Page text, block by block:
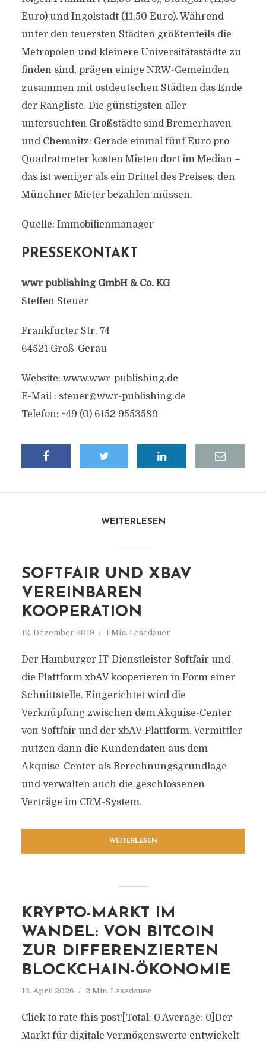
Euro) und Ingolstadt (11,50 Euro). Während
unter den teuersten Städten größtenteils die
Metropolen und kleinere Universitätsstädte zu
finden sind, prägen einige NRW-Gemeinden
zusammen mit ostdeutschen Städten das Ende
der Rangliste. Die günstigsten aller
untersuchten Großstädte sind Bremerhaven
und Chemnitz: Gerade einmal fünf Euro pro
Quadratmeter kosten Mieten dort im Median –
das ist weniger als ein Drittel des Preises, den
Münchner Mieter bezahlen müssen.
Quelle: Immobilienmanager
PRESSEKONTAKT
wwr publishing GmbH & Co. KG
Steffen Steuer
Frankfurter Str. 74
64521 Groß-Gerau
Website: www.wwr-publishing.de
E-Mail : steuer@wwr-publishing.de
Telefon: +49 (0) 6152 9553589
WEITERLESEN
SOFTFAIR UND XBAV
VEREINBAREN
KOOPERATION
12. Dezember 2019 1 Min. Lesedauer
Der Hamburger IT-Dienstleister Softfair und
die Plattform xbAV kooperieren in Form einer
Schnittstelle. Eingerichtet wird die
Verknüpfung zwischen dem Akquise-Center
von Softfair und der xbAV-Plattform. Vermittler
nutzen dann die Kundendaten aus dem
Akquise-Center als Berechnungsgrundlage
und verwalten auch die geschlossenen
Verträge im CRM-System.
WEITERLESEN
KRYPTO-MARKT IM
WANDEL: VON BITCOIN
ZUR DIFFERENZIERTEN
BLOCKCHAIN-ÖKONOMIE
13. April 2026 2 Min. Lesedauer
Click to rate this post![Total: 0 Average: 0]Der
Markt für digitale Vermögenswerte entwickelt